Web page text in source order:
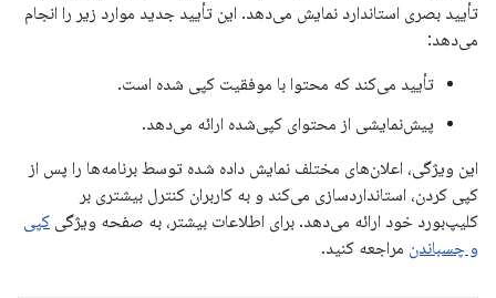
تأیید بصری استاندارد نمایش می‌دهد. این تأیید جدید موارد زیر را انجام
می‌دهد:
تأیید می‌کند که محتوا با موفقیت کپی شده است.
پیش‌نمایشی از محتوای کپی‌شده ارائه می‌دهد.
این ویژگی، اعلان‌های مختلف نمایش داده شده توسط برنامه‌ها را پس از
کپی کردن، استانداردسازی می‌کند و به کاربران کنترل بیشتری بر
کلیپ‌بورد خود ارائه می‌دهد. برای اطلاعات بیشتر، به صفحه ویژگی کپی
و چسباندن مراجعه کنید.